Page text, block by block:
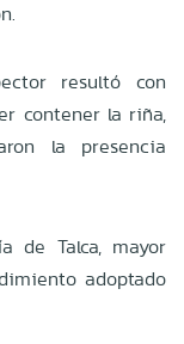
resultó con
contener la riña,
la presencia
de Talca, mayor
adoptado